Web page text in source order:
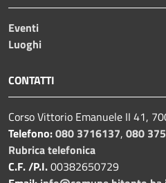
Eventi
Luoghi
CONTATTI
Corso Vittorio Emanuele II 41,
Telefono:080 3716137, 080
Rubrica telefonica
C.F. /P.I.00382650729